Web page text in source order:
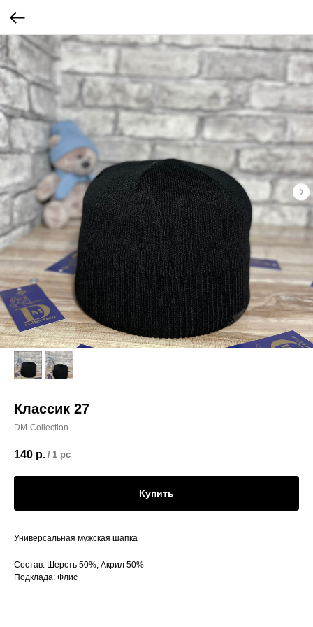
Классик 27
DM-Collection
140 р. / 1 pc
Купить
Универсальная мужская шапка
Состав: Шерсть 50%, Акрил 50%
Подклада: Флис